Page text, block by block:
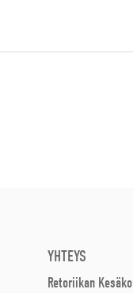
YHTEYS
Retoriikan